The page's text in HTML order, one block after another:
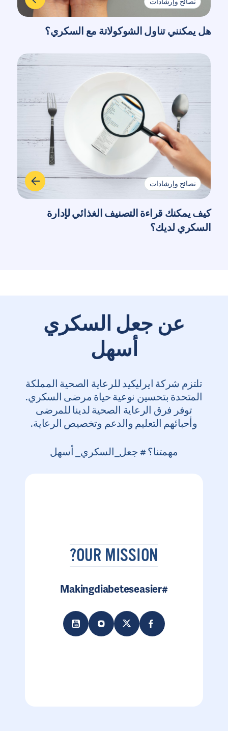
هل يمكنني تناول الشوكولاتة مع السكري؟
نصائح وإرشادات
كيف يمكنك قراءة التصنيف الغذائي لإدارة
السكري لديك؟
عن جعل السكري
أسهل
تلتزم شركة ايرليكيد للرعاية الصحية المملكة
المتحدة بتحسين نوعية حياة مرضى السكري.
توفر فرق الرعاية الصحية لدينا للمرضى
وأحبائهم التعليم والدعم وتخصيص الرعاية.
مهمتنا؟ # جعل_السكري_ أسهل
OUR MISSION?
#Makingdiabeteseasier